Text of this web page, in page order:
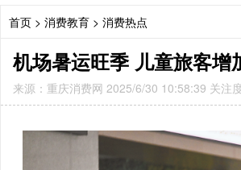
首页 > 消费教育 > 消费热点
机场暑运旺季 儿童旅客增
来源：重庆消费网 2025/6/30 10:58:39 关注